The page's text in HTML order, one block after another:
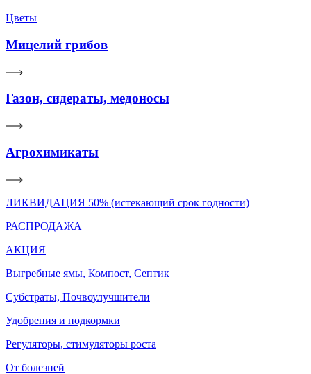
Цветы
Мицелий грибов
Газон, сидераты, медоносы
Агрохимикаты
ЛИКВИДАЦИЯ 50% (истекающий срок годности)
РАСПРОДАЖА
АКЦИЯ
Выгребные ямы, Компост, Септик
Субстраты, Почвоулучшители
Удобрения и подкормки
Регуляторы, стимуляторы роста
От болезней